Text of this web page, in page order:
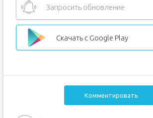
Запросить обновление
Скачать с Google Play
Комментировать